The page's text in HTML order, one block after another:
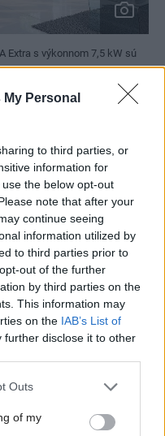
Personal
to third parties, or
information for
the below opt-out
note that after your
continue seeing
information utilized by
to third parties prior to
out of the further
by third parties on the
This information may
on the IAB’s List of
further disclose it to other
one or more Google
You may click to
Outs
of my
Extra s výkonnom 7,5 kW sú
by mala byť tesnosť
by sa mali
napojením na externý
vzduch na svoju
zdôrazňuje Maroš
a kachle tesné?
a riadené vetranie
nerovnováhu, navyše
dať pozor aj v súvislosti